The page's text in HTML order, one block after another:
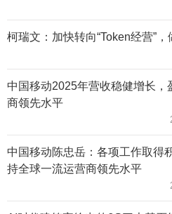
柯瑞文：加快转向“Token经营”
中国移动2025年营收稳健增长
商领先水平
中国移动陈忠岳：各项工作取得
持全球一流运营商领先水平